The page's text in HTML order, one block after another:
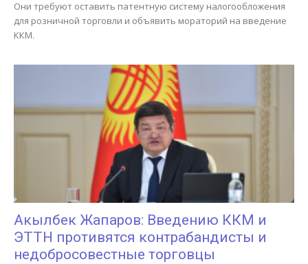
Они требуют оставить патентную систему налогообложения
для розничной торговли и объявить мораторий на введение
ККМ.
Акылбек Жапаров: Введению ККМ и
ЭТТН противятся контрабандисты и
недобросовестные торговцы